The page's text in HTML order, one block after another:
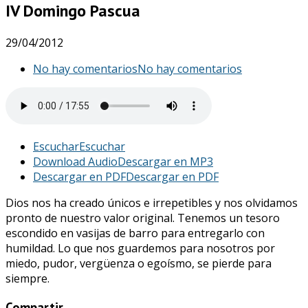
IV Domingo Pascua
29/04/2012
No hay comentariosNo hay comentarios
EscucharEscuchar
Download AudioDescargar en MP3
Descargar en PDFDescargar en PDF
Dios nos ha creado únicos e irrepetibles y nos olvidamos
pronto de nuestro valor original. Tenemos un tesoro
escondido en vasijas de barro para entregarlo con
humildad. Lo que nos guardemos para nosotros por
miedo, pudor, vergüenza o egoísmo, se pierde para
siempre.